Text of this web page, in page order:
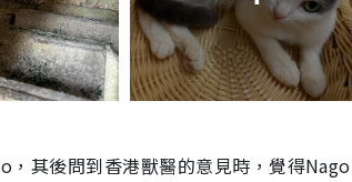
其後問到香港獸醫的意見時，覺得Nago